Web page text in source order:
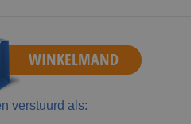
WINKELMAND
verstuurd als: